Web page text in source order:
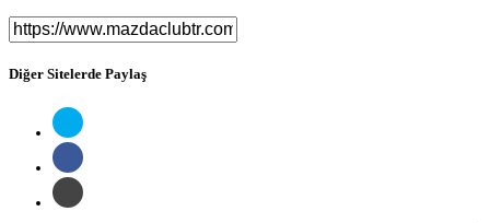
Diğer Sitelerde Paylaş